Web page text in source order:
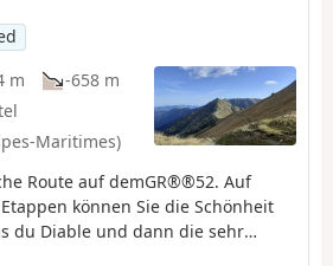
m
-658 m
Maritimes)
Route auf demGR®®52. Auf
können Sie die Schönheit
du Diable und dann die sehr